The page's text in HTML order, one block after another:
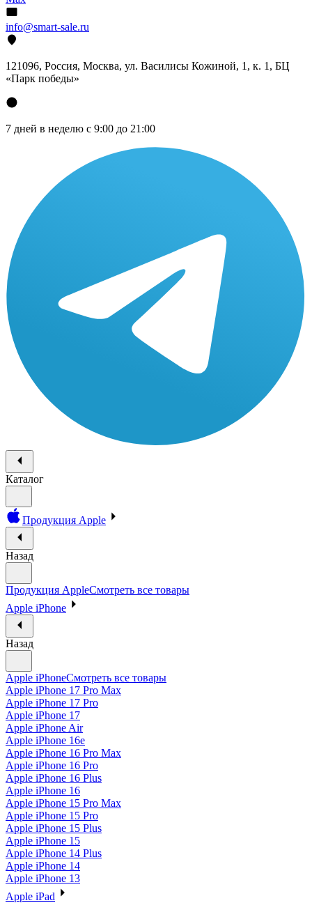
info@smart-sale.ru
121096, Россия, Москва, ул. Василисы Кожиной, 1, к. 1, БЦ
«Парк победы»
7 дней в неделю с 9:00 до 21:00
Каталог
Продукция Apple
Назад
Продукция AppleСмотреть все товары
Apple iPhone
Назад
Apple iPhoneСмотреть все товары
Apple iPhone 17 Pro Max
Apple iPhone 17 Pro
Apple iPhone 17
Apple iPhone Air
Apple iPhone 16e
Apple iPhone 16 Pro Max
Apple iPhone 16 Pro
Apple iPhone 16 Plus
Apple iPhone 16
Apple iPhone 15 Pro Max
Apple iPhone 15 Pro
Apple iPhone 15 Plus
Apple iPhone 15
Apple iPhone 14 Plus
Apple iPhone 14
Apple iPhone 13
Apple iPad